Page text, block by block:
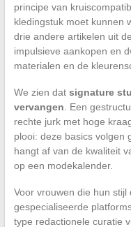
principe van
kledingstuk moet kunnen
drie andere artikelen uit
impulsieve aankopen en
materialen en de
We zien dat signature
vervangen . Een
rechte jurk met hoge
plooi: deze basics volgen
hangt af van de kwaliteit
op een modekalender.
Voor vrouwen die hun
gespecialiseerde
type redactionele curatie